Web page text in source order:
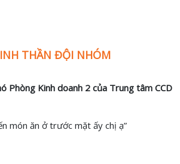
THẦN ĐỘI NHÓM
Phòng Kinh doanh 2 của Trung tâm CCD
món ăn ở trước mặt ấy chị ạ”